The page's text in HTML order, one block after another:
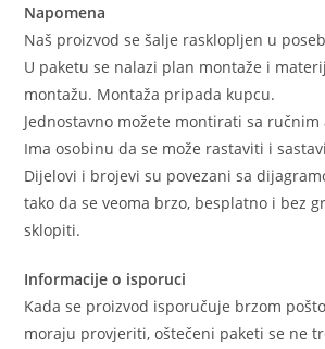
Napomena
Naš proizvod se šalje rasklopljen u
U paketu se nalazi plan montaže i
montažu. Montaža pripada kupcu.
Jednostavno možete montirati sa ručnim
Ima osobinu da se može rastaviti i
Dijelovi i brojevi su povezani sa
tako da se veoma brzo, besplatno i bez
sklopiti.
Informacije o isporuci
Kada se proizvod isporučuje brzom
moraju provjeriti, oštečeni paketi se ne